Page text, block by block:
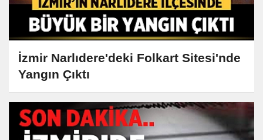
İzmir Narlıdere'deki Folkart Sitesi'nde
Yangın Çıktı